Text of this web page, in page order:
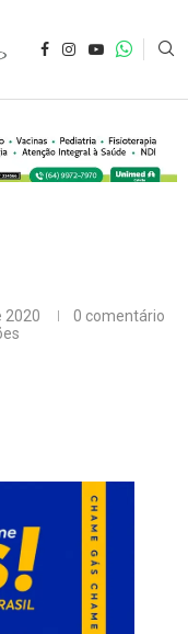
2020
0 comentário